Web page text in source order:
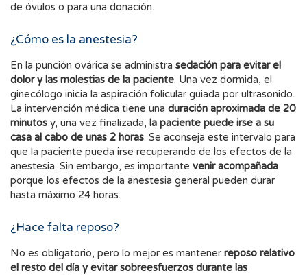
de óvulos o para una donación.
¿Cómo es la anestesia?
En la punción ovárica se administra sedación para evitar el
dolor y las molestias de la paciente. Una vez dormida, el
ginecólogo inicia la aspiración folicular guiada por ultrasonido.
La intervención médica tiene una duración aproximada de 20
minutos y, una vez finalizada, la paciente puede irse a su
casa al cabo de unas 2 horas. Se aconseja este intervalo para
que la paciente pueda irse recuperando de los efectos de la
anestesia. Sin embargo, es importante venir acompañada
porque los efectos de la anestesia general pueden durar
hasta máximo 24 horas.
¿Hace falta reposo?
No es obligatorio, pero lo mejor es mantener reposo relativo
el resto del día y evitar sobreesfuerzos durante las